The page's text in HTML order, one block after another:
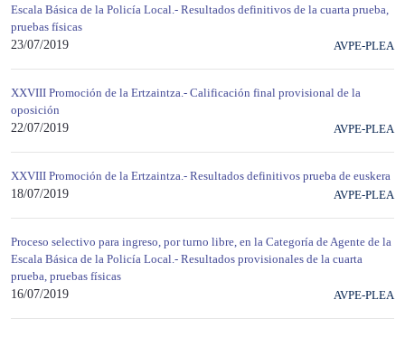
Escala Básica de la Policía Local.- Resultados definitivos de la cuarta prueba,
pruebas físicas
23/07/2019
AVPE-PLEA
XXVIII Promoción de la Ertzaintza.- Calificación final provisional de la
oposición
22/07/2019
AVPE-PLEA
XXVIII Promoción de la Ertzaintza.- Resultados definitivos prueba de euskera
18/07/2019
AVPE-PLEA
Proceso selectivo para ingreso, por turno libre, en la Categoría de Agente de la
Escala Básica de la Policía Local.- Resultados provisionales de la cuarta
prueba, pruebas físicas
16/07/2019
AVPE-PLEA